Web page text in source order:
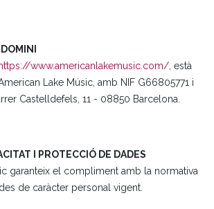
https://www.americanlakemusic.com/ , està
Lake Músic, amb NIF G66805771 i
Castelldefels, 11 - 08850 Barcelona.
I PROTECCIÓ DE DADES
garanteix el compliment amb la normativa
de caràcter personal vigent.